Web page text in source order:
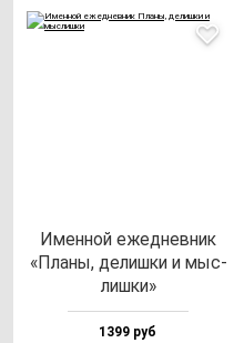
Имен­ной ежед­нев­ник
«Пла­ны, де­лиш­ки и мыс­
лиш­ки»
1399 руб